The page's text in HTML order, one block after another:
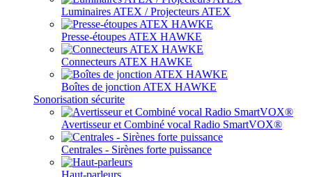
Luminaires ATEX / Projecteurs ATEX
Presse-étoupes ATEX HAWKE
Connecteurs ATEX HAWKE
Boîtes de jonction ATEX HAWKE
Sonorisation sécurite
Avertisseur et Combiné vocal Radio SmartVOX®
Centrales - Sirènes forte puissance
Haut-parleurs